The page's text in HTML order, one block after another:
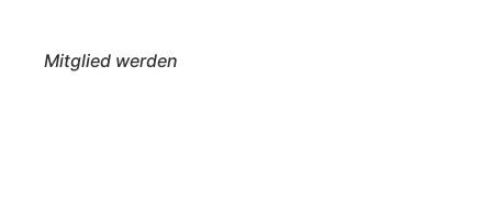
Mitglied werden